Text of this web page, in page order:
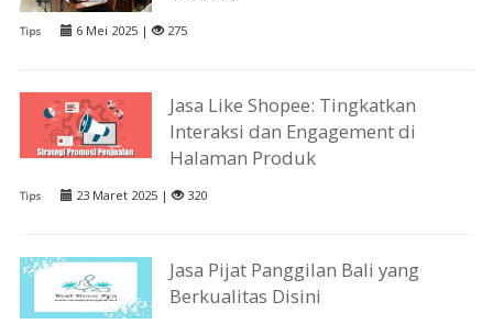
Tips 6 Mei 2025 | 275
Jasa Like Shopee: Tingkatkan
Interaksi dan Engagement di
Halaman Produk
Tips 23 Maret 2025 | 320
Jasa Pijat Panggilan Bali yang
Berkualitas Disini